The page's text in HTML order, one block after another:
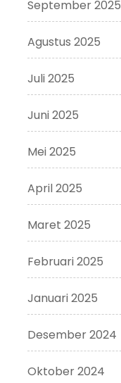
September 2025
Agustus 2025
Juli 2025
Juni 2025
Mei 2025
April 2025
Maret 2025
Februari 2025
Januari 2025
Desember 2024
Oktober 2024